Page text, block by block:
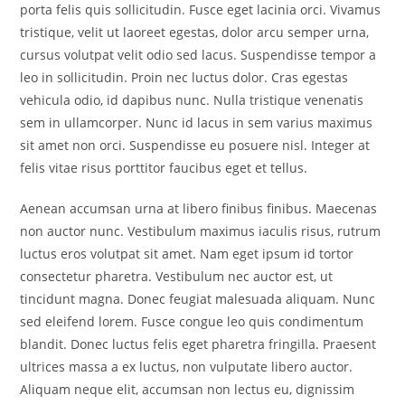
porta felis quis sollicitudin. Fusce eget lacinia orci. Vivamus
tristique, velit ut laoreet egestas, dolor arcu semper urna,
cursus volutpat velit odio sed lacus. Suspendisse tempor a
leo in sollicitudin. Proin nec luctus dolor. Cras egestas
vehicula odio, id dapibus nunc. Nulla tristique venenatis
sem in ullamcorper. Nunc id lacus in sem varius maximus
sit amet non orci. Suspendisse eu posuere nisl. Integer at
felis vitae risus porttitor faucibus eget et tellus.
Aenean accumsan urna at libero finibus finibus. Maecenas
non auctor nunc. Vestibulum maximus iaculis risus, rutrum
luctus eros volutpat sit amet. Nam eget ipsum id tortor
consectetur pharetra. Vestibulum nec auctor est, ut
tincidunt magna. Donec feugiat malesuada aliquam. Nunc
sed eleifend lorem. Fusce congue leo quis condimentum
blandit. Donec luctus felis eget pharetra fringilla. Praesent
ultrices massa a ex luctus, non vulputate libero auctor.
Aliquam neque elit, accumsan non lectus eu, dignissim